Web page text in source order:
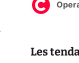
Les